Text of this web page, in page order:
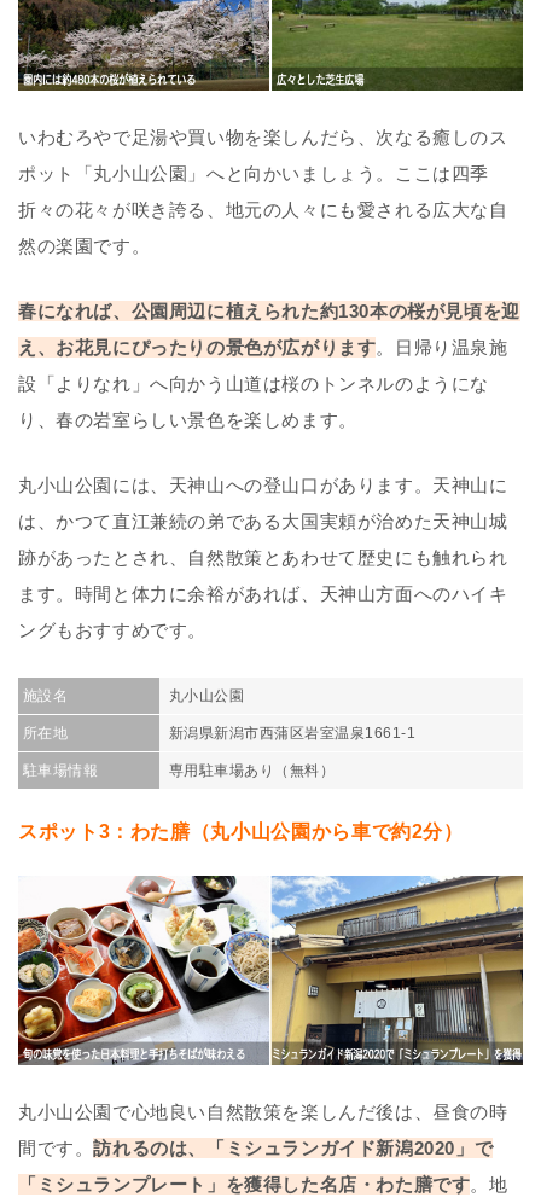
いわむろやで足湯や買い物を楽しんだら、次なる癒しのス
ポット「丸小山公園」へと向かいましょう。ここは四季
折々の花々が咲き誇る、地元の人々にも愛される広大な自
然の楽園です。
春になれば、公園周辺に植えられた約130本の桜が見頃を迎
え、お花見にぴったりの景色が広がります。日帰り温泉施
設「よりなれ」へ向かう山道は桜のトンネルのようにな
り、春の岩室らしい景色を楽しめます。
丸小山公園には、天神山への登山口があります。天神山に
は、かつて直江兼続の弟である大国実頼が治めた天神山城
跡があったとされ、自然散策とあわせて歴史にも触れられ
ます。時間と体力に余裕があれば、天神山方面へのハイキ
ングもおすすめです。
施設名 丸小山公園
所在地 新潟県新潟市西蒲区岩室温泉1661-1
駐車場情報 専用駐車場あり（無料）
スポット3：わた膳（丸小山公園から車で約2分）
丸小山公園で心地良い自然散策を楽しんだ後は、昼食の時
間です。訪れるのは、「ミシュランガイド新潟2020」で
「ミシュランプレート」を獲得した名店・わた膳です。地